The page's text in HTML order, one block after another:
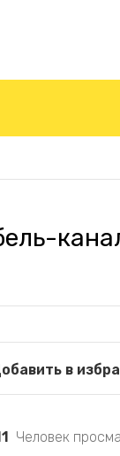
в
Человек